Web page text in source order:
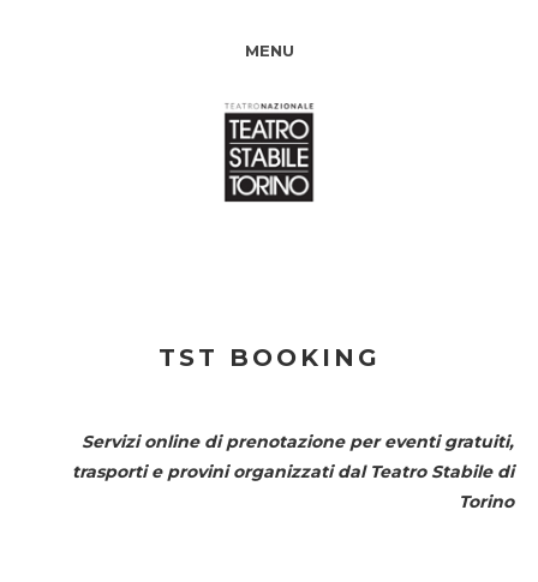
MENU
TST BOOKING
Servizi online di prenotazione per eventi gratuiti,
trasporti e provini organizzati dal Teatro Stabile di
Torino